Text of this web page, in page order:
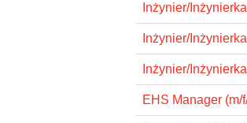
Inżynier/
Inżynier/
Inżynier/
EHS Manager (m/